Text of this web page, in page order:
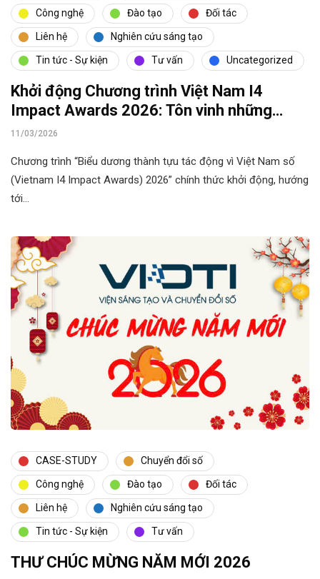
Công nghệ Đào tạo Đối tác
Liên hệ Nghiên cứu sáng tạo
Tin tức - Sự kiện Tư vấn Uncategorized
Khởi động Chương trình Việt Nam I4
Impact Awards 2026: Tôn vinh những
thành tựu công nghệ tạo tác động cho hệ
11/03/2026
Chương trình “Biểu dương thành tựu tác động vì Việt Nam số
(Vietnam I4 Impact Awards) 2026” chính thức khởi động, hướng
tới…
CASE-STUDY Chuyển đổi số
Công nghệ Đào tạo Đối tác
Liên hệ Nghiên cứu sáng tạo
Tin tức - Sự kiện Tư vấn
THƯ CHÚC MỪNG NĂM MỚI 2026